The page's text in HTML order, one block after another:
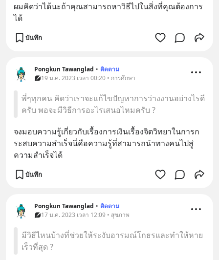
ผมคิดว่าได้นะถ้าคุณสามารถหาวิธีไปในสิ่งที่คุณต้องการ
ได้
บันทึก
Pongkun Tawanglad • ติดตาม
19 ม.ค. 2023 เวลา 00:20 • การศึกษา
พี่ๆทุกคน คิดว่าเราจะแก้ไขปัญหาการว่างงานอย่างไรดี
ครับ พอจะมีวิธีการอะไรเสนอไหมครับ ?
จงมอบความรู้เกี่ยวกับเรื้องการเงินเรื้องจิตวิทยาในการก
ระสบความสำเร็จนี่คือความรู้ที่สามารถนำทางคนไปสู่
ความสำเร็จได้
บันทึก
Pongkun Tawanglad • ติดตาม
17 ม.ค. 2023 เวลา 12:09 • สุขภาพ
มีวิธีไหนบ้างที่ช่วยให้ระงับอารมณ์โกธรและทำให้หาย
เร็วที่สุด ?